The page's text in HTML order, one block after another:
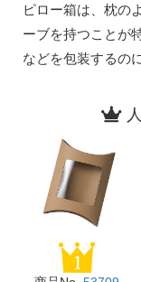
ピロー箱は、枕の
ーブを持つことが
などを包装するの